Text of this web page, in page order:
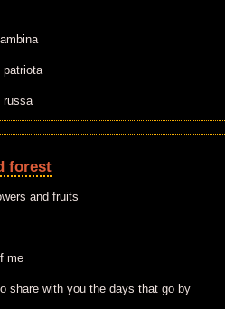
patriota
russa
forest
and fruits
me
share with you the days that go by